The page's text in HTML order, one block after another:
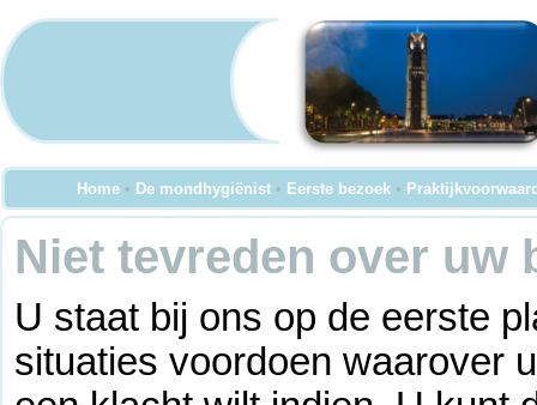
Home • De mondhygiënist • Eerste bezoek •
Niet tevreden over uw
U staat bij ons op de eerste
situaties voordoen waarover